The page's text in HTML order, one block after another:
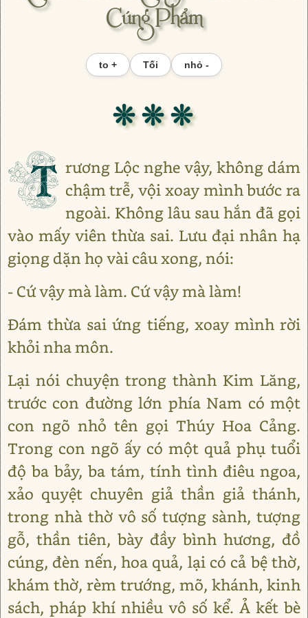
Cúng Phẩm
to + Tối nhỏ -
❊ ❊ ❊
T rương Lộc nghe vậy, không dám
chậm trễ, vội xoay mình bước ra
ngoài. Không lâu sau hắn đã gọi
vào mấy viên thừa sai. Lưu đại nhân hạ
giọng dặn họ vài câu xong, nói:
- Cứ vậy mà làm. Cứ vậy mà làm!
Đám thừa sai ứng tiếng, xoay mình rời
khỏi nha môn.
Lại nói chuyện trong thành Kim Lăng,
trước con đường lớn phía Nam có một
con ngõ nhỏ tên gọi Thúy Hoa Cảng.
Trong con ngõ ấy có một quả phụ tuổi
độ ba bảy, ba tám, tính tình điêu ngoa,
xảo quyệt chuyên giả thần giả thánh,
trong nhà thờ vô số tượng sành, tượng
gỗ, thần tiên, bày đầy bình hương, đồ
cúng, đèn nến, hoa quả, lại có cả bệ thờ,
khám thờ, rèm trướng, mõ, khánh, kinh
sách, pháp khí nhiều vô số kể. Ả kết bè